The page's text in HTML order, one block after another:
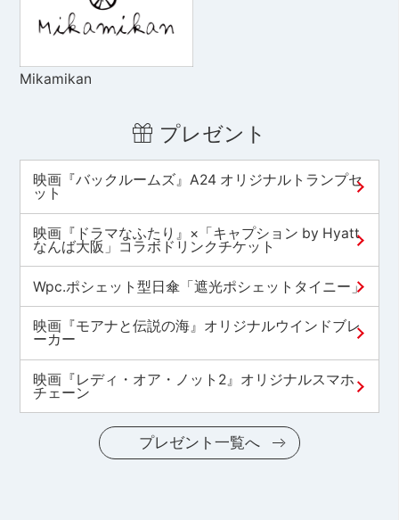
Mikamikan
プレゼント
映画『バックルームズ』A24 オリジナルトランプセ
ット
映画『ドラマなふたり』×「キャプション by Hyatt
なんば大阪」コラボドリンクチケット
Wpc.ポシェット型日傘「遮光ポシェットタイニー」
映画『モアナと伝説の海』オリジナルウインドブレ
ーカー
映画『レディ・オア・ノット2』オリジナルスマホ
チェーン
プレゼント一覧へ